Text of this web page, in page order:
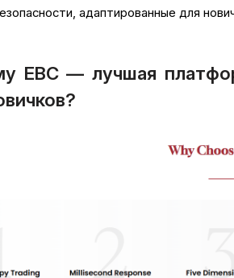
адаптированные для
EBC — лучшая